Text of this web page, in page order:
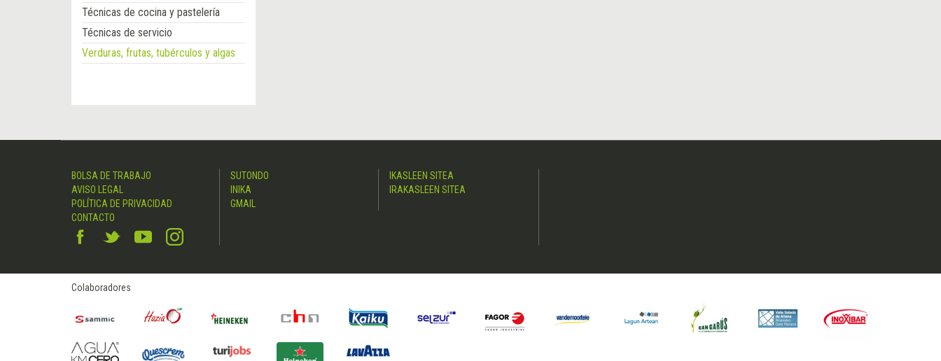
Técnicas de cocina y pastelería
Técnicas de servicio
Verduras, frutas, tubérculos y algas
BOLSA DE TRABAJO
AVISO LEGAL
POLÍTICA DE PRIVACIDAD
CONTACTO
SUTONDO
INIKA
GMAIL
IKASLEEN SITEA
IRAKASLEEN SITEA
Colaboradores